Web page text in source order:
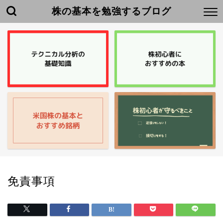
株の基本を勉強するブログ
免責事項